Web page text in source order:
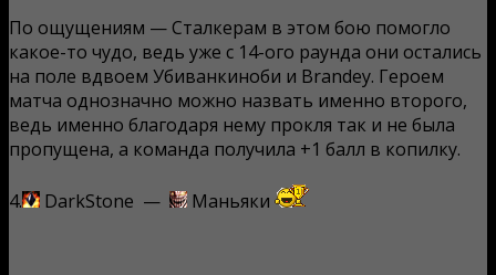
По ощущениям — Сталкерам в этом бою помогло
какое-то чудо, ведь уже с 14-ого раунда они остались
на поле вдвоем Убиванкиноби и Brandey. Героем
матча однозначно можно назвать именно второго,
ведь именно благодаря нему прокля так и не была
пропущена, а команда получила +1 балл в копилку.
4. DarkStone — Маньяки